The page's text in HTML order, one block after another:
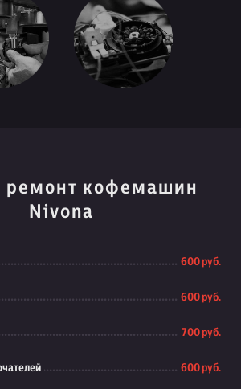
ремонт кофемашин
Nivona
600 руб.
600 руб.
700 руб.
600 руб.